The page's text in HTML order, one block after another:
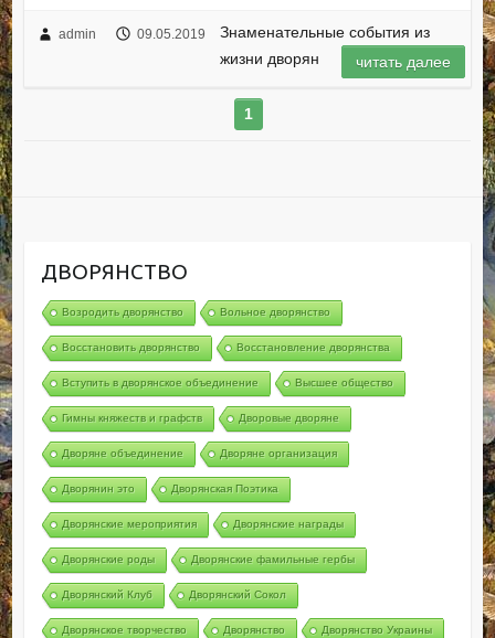
admin 09.05.2019
Знаменательные события из
жизни дворян
читать далее
1
ДВОРЯНСТВО
Возродить дворянство Вольное дворянство
Восстановить дворянство Восстановление дворянства
Вступить в дворянское объединение Высшее общество
Гимны княжеств и графств Дворовые дворяне
Дворяне объединение Дворяне организация
Дворянин это Дворянская Поэтика
Дворянские мероприятия Дворянские награды
Дворянские роды Дворянские фамильные гербы
Дворянский Клуб Дворянский Сокол
Дворянское творчество Дворянство Дворянство Украины